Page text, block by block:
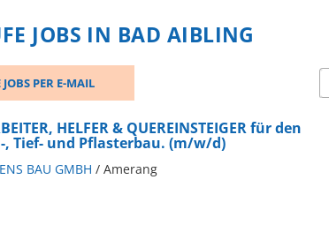
JOBS IN BAD AIBLING
JOBS PER E-MAIL
HELFER & QUEREINSTEIGER für den
, Tief- und Pflasterbau. (m/w/d)
BAU GMBH / Amerang